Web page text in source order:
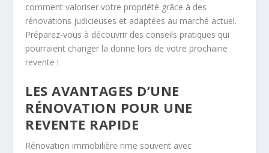
comment valoriser votre propriété grâce à des
rénovations judicieuses et adaptées au marché actuel.
Préparez-vous à découvrir des conseils pratiques qui
pourraient changer la donne lors de votre prochaine
revente !
LES AVANTAGES D’UNE
RÉNOVATION POUR UNE
REVENTE RAPIDE
Rénovation immobilière rime souvent avec